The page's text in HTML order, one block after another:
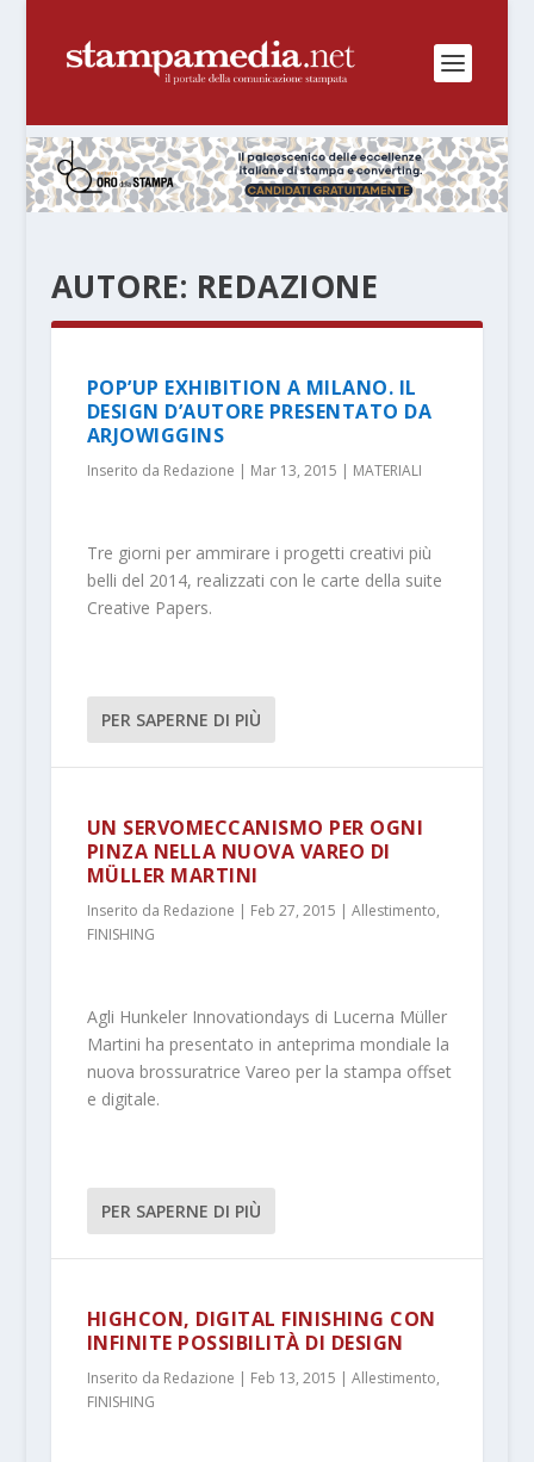
AUTORE: REDAZIONE
POP’UP EXHIBITION A MILANO. IL
DESIGN D’AUTORE PRESENTATO DA
ARJOWIGGINS
Inserito da Redazione | Mar 13, 2015 | MATERIALI
Tre giorni per ammirare i progetti creativi più
belli del 2014, realizzati con le carte della suite
Creative Papers.
PER SAPERNE DI PIÙ
UN SERVOMECCANISMO PER OGNI
PINZA NELLA NUOVA VAREO DI
MÜLLER MARTINI
Inserito da Redazione | Feb 27, 2015 | Allestimento,
FINISHING
Agli Hunkeler Innovationdays di Lucerna Müller
Martini ha presentato in anteprima mondiale la
nuova brossuratrice Vareo per la stampa offset
e digitale.
PER SAPERNE DI PIÙ
HIGHCON, DIGITAL FINISHING CON
INFINITE POSSIBILITÀ DI DESIGN
Inserito da Redazione | Feb 13, 2015 | Allestimento,
FINISHING